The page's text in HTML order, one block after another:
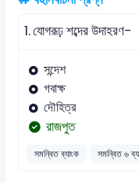
1.যোগরূঢ় শব্দের উদাহরণ-
সন্দেশ
গবাক্ষ
দৌহিত্র
রাজপুত
সমন্বিত ব্যাংক সমন্বিত ৬